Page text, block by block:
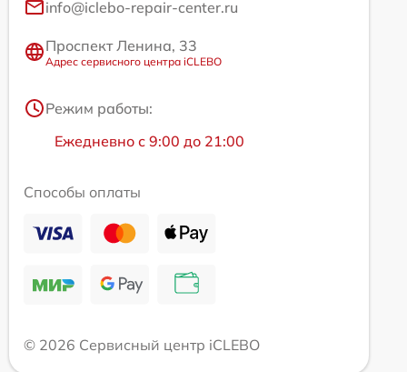
info@iclebo-repair-center.ru
Проспект Ленина, 33
Адрес сервисного центра iCLEBO
Режим работы:
Ежедневно с 9:00 до 21:00
Способы оплаты
© 2026 Сервисный центр iCLEBO